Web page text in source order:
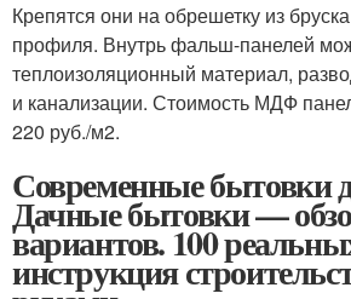
Крепятся они на обрешетку из
профиля. Внутрь фальш-панелей
теплоизоляционный материал,
и канализации. Стоимость МДФ
220 руб./м2.
Современные бытовки
Дачные бытовки —
вариантов. 100
инструкция